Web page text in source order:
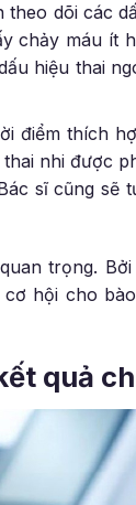
theo dõi các
chảy máu ít
hiệu thai
điểm thích
nhi được
sĩ cũng sẽ
trọng.
hội cho
quả